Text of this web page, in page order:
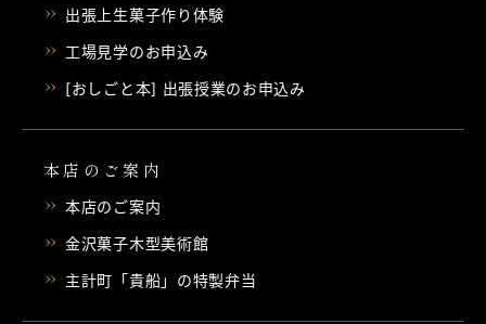
出張上生菓子作り体験
工場見学のお申込み
[おしごと本] 出張授業のお申込み
本店のご案内
本店のご案内
金沢菓子木型美術館
主計町「貴船」の特製弁当